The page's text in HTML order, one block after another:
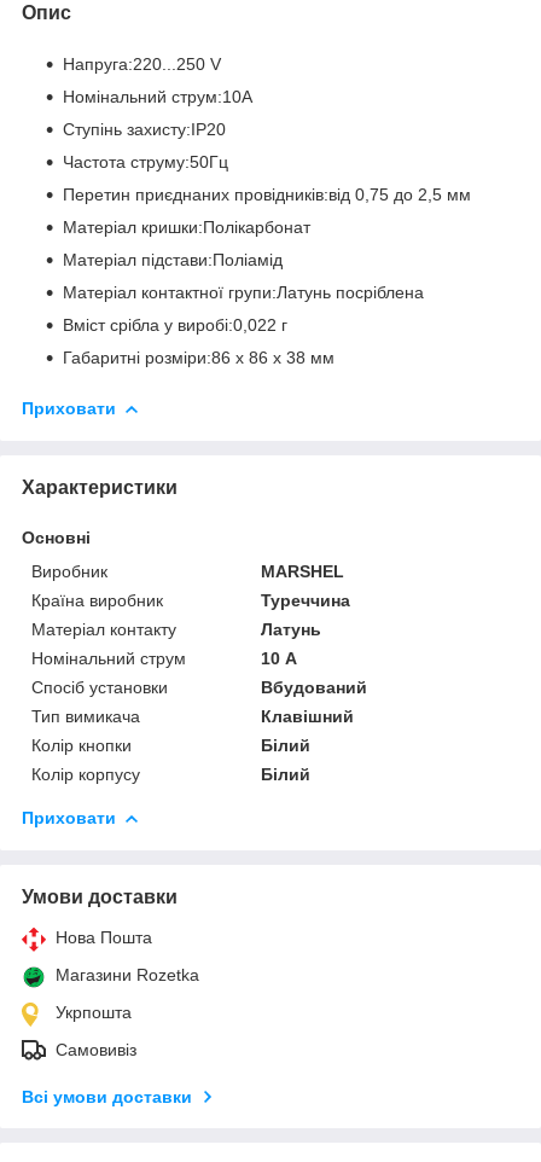
Опис
Напруга:220...250 V
Номінальний струм:10А
Ступінь захисту:IP20
Частота струму:50Гц
Перетин приєднаних провідників:від 0,75 до 2,5 мм
Матеріал кришки:Полікарбонат
Матеріал підстави:Поліамід
Матеріал контактної групи:Латунь посріблена
Вміст срібла у виробі:0,022 г
Габаритні розміри:86 х 86 х 38 мм
Приховати
Характеристики
Основні
Виробник
MARSHEL
Країна виробник
Туреччина
Матеріал контакту
Латунь
Номінальний струм
10 А
Спосіб установки
Вбудований
Тип вимикача
Клавішний
Колір кнопки
Білий
Колір корпусу
Білий
Приховати
Умови доставки
Нова Пошта
Магазини Rozetka
Укрпошта
Самовивіз
Всі умови доставки